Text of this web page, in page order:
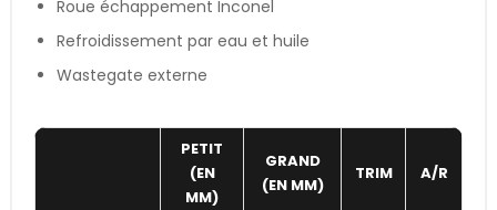
Roue échappement Inconel
Refroidissement par eau et huile
Wastegate externe
PETIT
(EN
MM)
GRAND
(EN MM)
TRIM A/R